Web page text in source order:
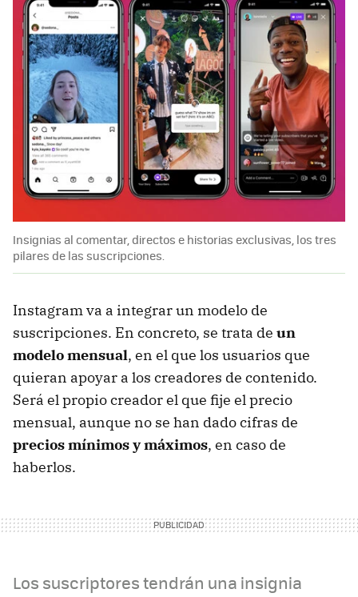
Insignias al comentar, directos e historias exclusivas, los tres
pilares de las suscripciones.
Instagram va a integrar un modelo de
suscripciones. En concreto, se trata de un
modelo mensual, en el que los usuarios que
quieran apoyar a los creadores de contenido.
Será el propio creador el que fije el precio
mensual, aunque no se han dado cifras de
precios mínimos y máximos, en caso de
haberlos.
Los suscriptores tendrán una insignia